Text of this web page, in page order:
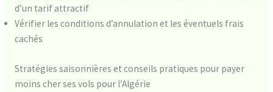
d’un tarif attractif
Vérifier les conditions d’annulation et les éventuels frais
cachés
Stratégies saisonnières et conseils pratiques pour payer
moins cher ses vols pour l’Algérie